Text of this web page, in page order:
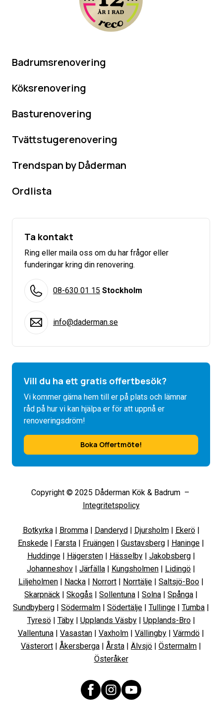
Badrumsrenovering
Köksrenovering
Basturenovering
Tvättstugerenovering
Trendspan by Dåderman
Ordlista
Ta kontakt
Ring eller maila oss om du har frågor eller
funderingar kring din renovering.
08-630 01 15 Stockholm
info@daderman.se
Vill du ha ett gratis offertbesök?
Vi kommer gärna hem till er på plats och lämnar
råd på hur vi kan hjälpa er för att uppnå er
renoveringsdröm!
Boka Offertmöte!
Copyright © 2025 Dåderman Kök & Badrum –
Integritetspolicy
Botkyrka| Bromma| Danderyd| Djursholm| Ekerö|
Enskede | Farsta | Fruängen | Gustavsberg | Haninge |
Huddinge| Hägersten| Hässelby| Jakobsberg|
Johanneshov | Järfälla | Kungsholmen | Lidingö |
Liljeholmen | Nacka | Norrort | Norrtälje | Saltsjö-Boo |
Skarpnäck | Skogås | Sollentuna | Solna | Spånga |
Sundbyberg | Södermalm | Södertälje | Tullinge | Tumba |
Tyresö| Täby| Upplands Väsby| Upplands-Bro|
Vallentuna | Vasastan | Vaxholm | Vällingby | Värmdö |
Västerort | Åkersberga | Årsta | Älvsjö | Östermalm |
Österåker
FacebookInstagramYouTube